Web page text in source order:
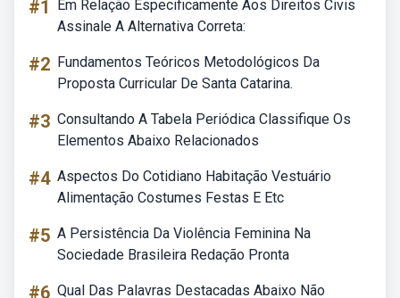
#1
Em Relação Especificamente Aos Direitos Civis
Assinale A Alternativa Correta:
#2 Fundamentos Teóricos Metodológicos Da
Proposta Curricular De Santa Catarina.
#3 Consultando A Tabela Periódica Classifique Os
Elementos Abaixo Relacionados
#4 Aspectos Do Cotidiano Habitação Vestuário
Alimentação Costumes Festas E Etc
#5 A Persistência Da Violência Feminina Na
Sociedade Brasileira Redação Pronta
#6 Qual Das Palavras Destacadas Abaixo Não